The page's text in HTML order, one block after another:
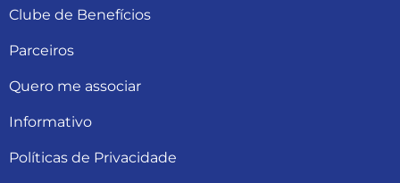
Clube de Benefícios
Parceiros
Quero me associar
Informativo
Políticas de Privacidade